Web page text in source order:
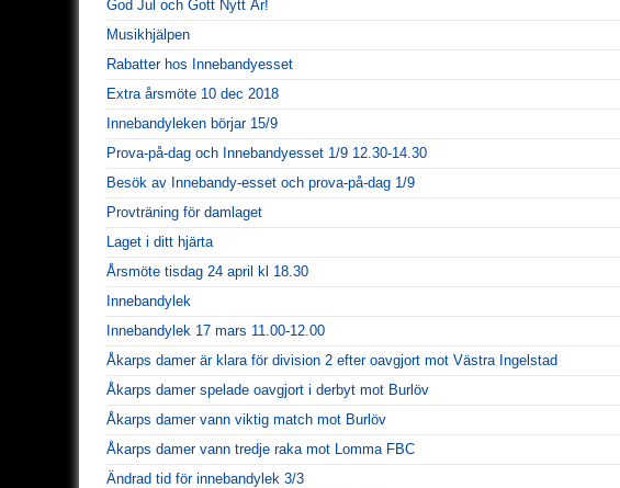
God Jul och Gott Nytt År!
Musikhjälpen
Rabatter hos Innebandyesset
Extra årsmöte 10 dec 2018
Innebandyleken börjar 15/9
Prova-på-dag och Innebandyesset 1/9 12.30-14.30
Besök av Innebandy-esset och prova-på-dag 1/9
Provträning för damlaget
Laget i ditt hjärta
Årsmöte tisdag 24 april kl 18.30
Innebandylek
Innebandylek 17 mars 11.00-12.00
Åkarps damer är klara för division 2 efter oavgjort mot Västra Ingelstad
Åkarps damer spelade oavgjort i derbyt mot Burlöv
Åkarps damer vann viktig match mot Burlöv
Åkarps damer vann tredje raka mot Lomma FBC
Ändrad tid för innebandylek 3/3